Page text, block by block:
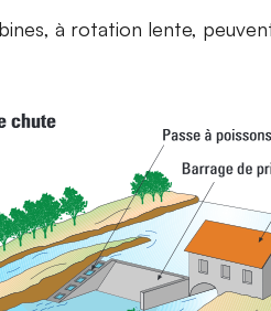
à rotation lente,